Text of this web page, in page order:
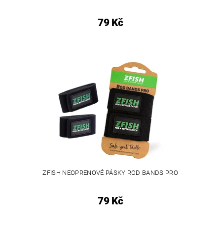
79 Kč
ZFISH NEOPRENOVÉ PÁSKY ROD BANDS PRO
79 Kč